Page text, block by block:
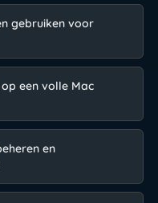
gebruiken voor
een volle Mac
en